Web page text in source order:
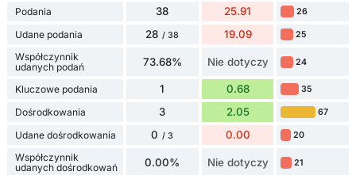
Podania 38 25.91 26
Udane podania 28 / 38 19.09 25
Współczynnik
udanych podań
73.68% Nie dotyczy 24
Kluczowe podania 1 0.68 35
Dośrodkowania 3 2.05 67
Udane dośrodkowania 0 / 3 0.00 20
Współczynnik
udanych dośrodkowań
0.00% Nie dotyczy 21